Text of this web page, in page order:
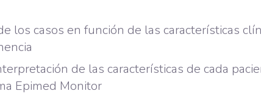
los casos en función de las características
de las características de cada
Epimed Monitor